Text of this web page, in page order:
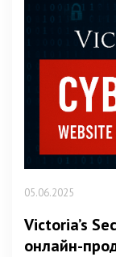
05.06.2025
Victoria’s
онлайн-